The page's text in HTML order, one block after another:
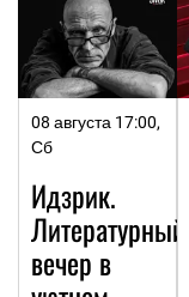
08 августа 17:00,
Сб
Идзрик.
Литературный
вечер в